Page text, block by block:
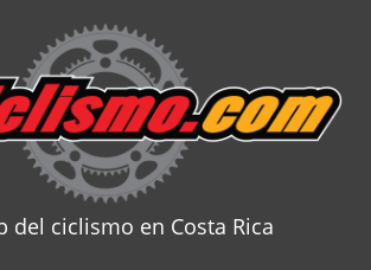
del ciclismo en Costa Rica